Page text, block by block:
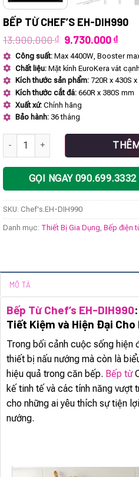
BẾP TỪ CHEF’S EH-DIH990
13.900.000₫ Giá
là:
13.900.000 ₫.
9.730.000₫Giá
tại
là:
Công suất: Max 4400W, Booster
Chất liệu: Mặt kính EuroKera vát
Kích thước sản phẩm: 720R x 430S
Kích thước cắt đá: 660R x 380S mm
Xuất xứ: Chính hãng
Bảo hành: 36 tháng
Bếp từ Chef's EH-DIH990 số lượng
GỌI NGAY 090.699.3332
SKU: Chef's.EH-DIH990
Danh mục: Thiết Bị Gia Dụng Bếp điện
MÔ TẢ
Bếp Từ Chef’s EH-DIH990
Tiết Kiệm và Hiện Đại Cho
Trong bối cảnh cuộc sống hiện
thiết bị nấu nướng mà còn là
hiệu quả trong căn bếp. Bếp từ
kế tinh tế và các tính năng vượt
cho những ai yêu thích sự tiện
nướng.